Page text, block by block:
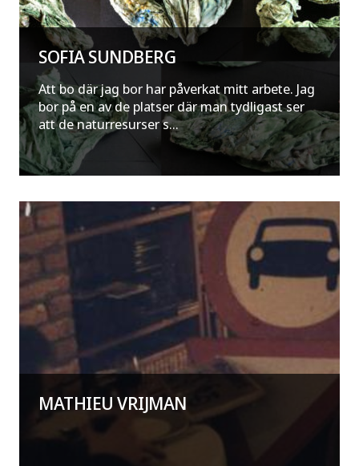
SOFIA SUNDBERG
Att bo där jag bor har påverkat mitt arbete. Jag
bor på en av de platser där man tydligast ser
att de naturresurser s...
MATHIEU VRIJMAN